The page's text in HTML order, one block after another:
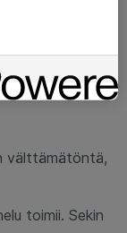
käytön
välttämätöntä,
toimii. Sekin